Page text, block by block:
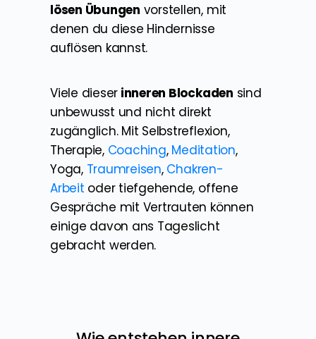
lösen Übungen vorstellen, mit
denen du diese Hindernisse
auflösen kannst.
Viele dieser inneren Blockaden sind
unbewusst und nicht direkt
zugänglich. Mit Selbstreflexion,
Therapie, Coaching, Meditation,
Yoga, Traumreisen, Chakren-
Arbeit oder tiefgehende, offene
Gespräche mit Vertrauten können
einige davon ans Tageslicht
gebracht werden.